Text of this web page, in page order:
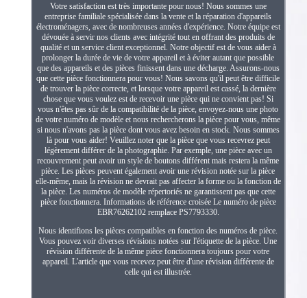
Votre satisfaction est très importante pour nous! Nous sommes une
entreprise familiale spécialisée dans la vente et la réparation d'appareils
électroménagers, avec de nombreuses années d'expérience. Notre équipe est
dévouée à servir nos clients avec intégrité tout en offrant des produits de
qualité et un service client exceptionnel. Notre objectif est de vous aider à
prolonger la durée de vie de votre appareil et à éviter autant que possible
que des appareils et des pièces finissent dans une décharge. Assurons-nous
que cette pièce fonctionnera pour vous! Nous savons qu'il peut être difficile
de trouver la pièce correcte, et lorsque votre appareil est cassé, la dernière
chose que vous voulez est de recevoir une pièce qui ne convient pas! Si
vous n'êtes pas sûr de la compatibilité de la pièce, envoyez-nous une photo
de votre numéro de modèle et nous rechercherons la pièce pour vous, même
si nous n'avons pas la pièce dont vous avez besoin en stock. Nous sommes
là pour vous aider! Veuillez noter que la pièce que vous recevrez peut
légèrement différer de la photographie. Par exemple, une pièce avec un
recouvrement peut avoir un style de boutons différent mais restera la même
pièce. Les pièces peuvent également avoir une révision notée sur la pièce
elle-même, mais la révision ne devrait pas affecter la forme ou la fonction de
la pièce. Les numéros de modèle répertoriés ne garantissent pas que cette
pièce fonctionnera. Informations de référence croisée Le numéro de pièce
EBR76262102 remplace PS7793330.
Nous identifions les pièces compatibles en fonction des numéros de pièce.
Vous pouvez voir diverses révisions notées sur l'étiquette de la pièce. Une
révision différente de la même pièce fonctionnera toujours pour votre
appareil. L'article que vous recevez peut être d'une révision différente de
celle qui est illustrée.